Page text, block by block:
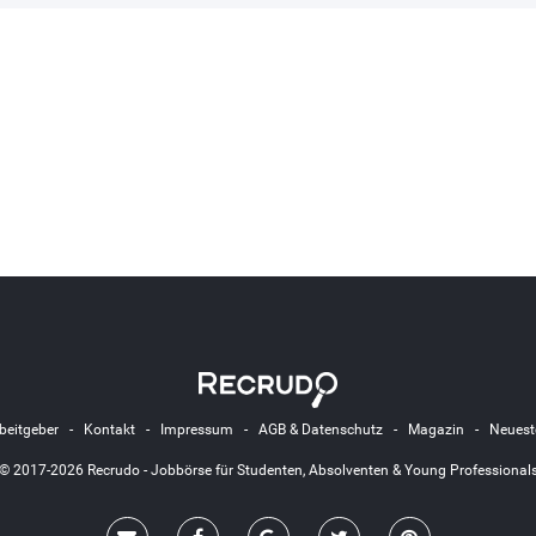
- Kontakt- Impressum - AGB & Datenschutz- Magazin -
© 2017-2026 Recrudo - Jobbörse für Studenten, Absolventen & Young